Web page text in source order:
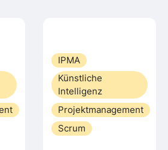
IPMA
Künstliche
Intelligenz
Projektmanagement
Scrum